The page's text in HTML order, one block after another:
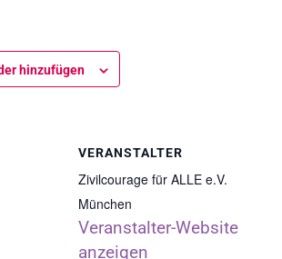
hinzufügen
VERANSTALTER
Zivilcourage für ALLE e.V.
München
Veranstalter-Website
anzeigen